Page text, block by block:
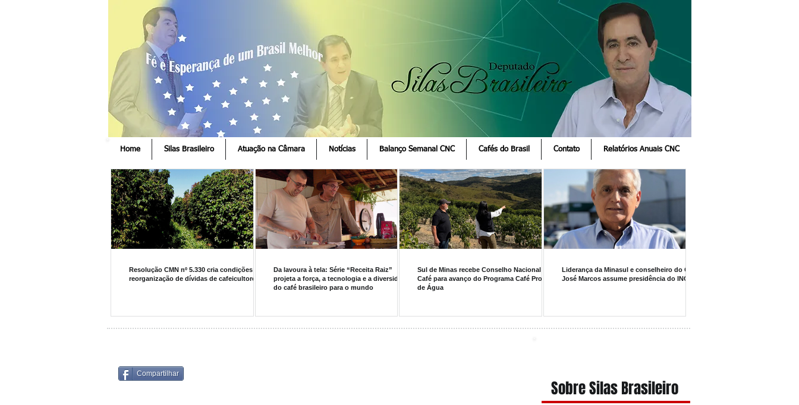
Home Silas Brasileiro Atuação na Câmara Notícias Balanço Semanal CNC Cafés do Brasil Contato Relatórios Anuais CNC
Compartilhar
Sobre Silas Brasileiro
Resolução CMN nº 5.330 cria condições para
reorganização de dívidas de cafeicultores
Da lavoura à tela: Série “Receita Raiz”
projeta a força, a tecnologia e a diversidade
do café brasileiro para o mundo
Sul de Minas recebe Conselho Nacional do
Café para avanço do Programa Café Produtor
de Água
Liderança da Minasul e conselheiro do CNC,
José Marcos assume presidência do INCI